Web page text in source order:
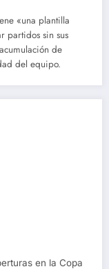
«una plantilla
partidos sin sus
de
del equipo.
en la Copa